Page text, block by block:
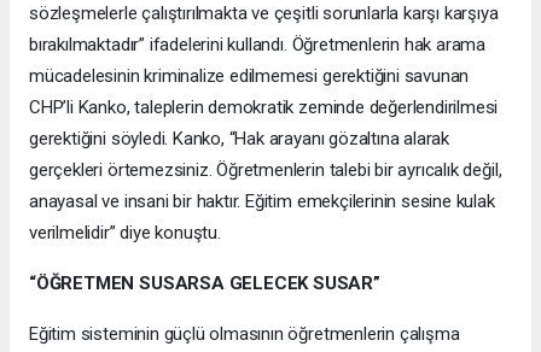
sözleşmelerle çalıştırılmakta ve çeşitli sorunlarla karşı karşıya
bırakılmaktadır” ifadelerini kullandı. Öğretmenlerin hak arama
mücadelesinin kriminalize edilmemesi gerektiğini savunan
CHP’li Kanko, taleplerin demokratik zeminde değerlendirilmesi
gerektiğini söyledi. Kanko, “Hak arayanı gözaltına alarak
gerçekleri örtemezsiniz. Öğretmenlerin talebi bir ayrıcalık değil,
anayasal ve insani bir haktır. Eğitim emekçilerinin sesine kulak
verilmelidir” diye konuştu.
“ÖĞRETMEN SUSARSA GELECEK SUSAR”
Eğitim sisteminin güçlü olmasının öğretmenlerin çalışma